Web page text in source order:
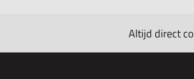
Altijd direct